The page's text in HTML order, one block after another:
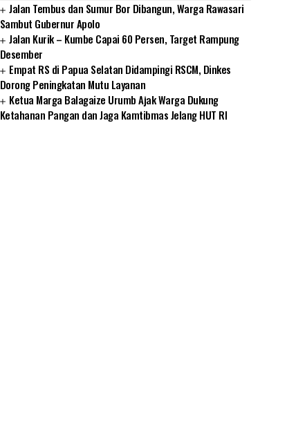
Jalan Tembus dan Sumur Bor Dibangun, Warga Rawasari
Sambut Gubernur Apolo
Jalan Kurik – Kumbe Capai 60 Persen, Target Rampung
Desember
Empat RS di Papua Selatan Didampingi RSCM, Dinkes
Dorong Peningkatan Mutu Layanan
Ketua Marga Balagaize Urumb Ajak Warga Dukung
Ketahanan Pangan dan Jaga Kamtibmas Jelang HUT RI